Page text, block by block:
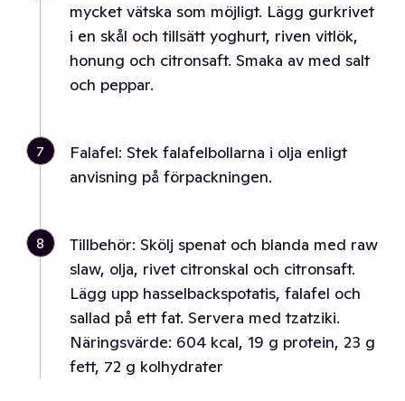
mycket vätska som möjligt. Lägg gurkrivet
i en skål och tillsätt yoghurt, riven vitlök,
honung och citronsaft. Smaka av med salt
och peppar.
7
Falafel: Stek falafelbollarna i olja enligt
anvisning på förpackningen.
8
Tillbehör: Skölj spenat och blanda med raw
slaw, olja, rivet citronskal och citronsaft.
Lägg upp hasselbackspotatis, falafel och
sallad på ett fat. Servera med tzatziki.
Näringsvärde: 604 kcal, 19 g protein, 23 g
fett, 72 g kolhydrater